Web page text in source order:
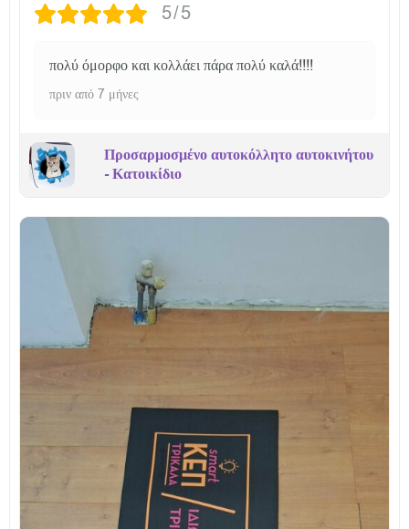
5/5
πολύ όμορφο και κολλάει πάρα πολύ καλά!!!!
πριν από 7 μήνες
Προσαρμοσμένο αυτοκόλλητο αυτοκινήτου
- Κατοικίδιο